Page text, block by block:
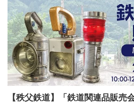
【秩父鉄道】「鉄道関連品販売